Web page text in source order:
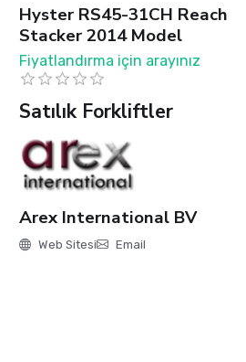
Hyster RS45-31CH Reach
Stacker 2014 Model
Fiyatlandırma için arayınız
Satılık Forkliftler
Arex International BV
Web Sitesi Email